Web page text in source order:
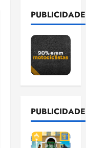
PUBLICIDADE
PUBLICIDADE